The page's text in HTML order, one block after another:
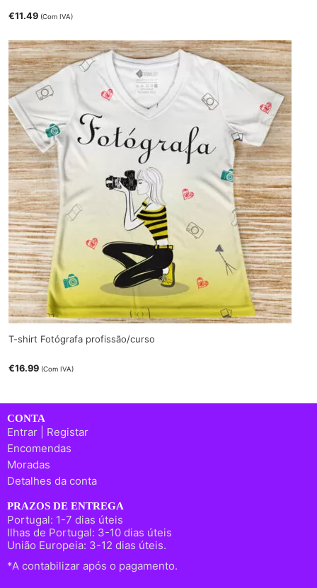
€11.49 (Com IVA)
T-shirt Fotógrafa profissão/curso
€16.99 (Com IVA)
CONTA
Entrar | Registar
Encomendas
Moradas
Detalhes da conta
PRAZOS DE ENTREGA
Portugal: 1-7 dias úteis
Ilhas de Portugal: 3-10 dias úteis
União Europeia: 3-12 dias úteis.
*A contabilizar após o pagamento.